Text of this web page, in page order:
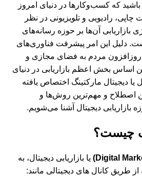
که کسب‌وکارها در دنیای امروز
چاپی، رادیویی و تلویزیونی در نظر
بازاریابی آن‌ها بر حوزه رسانه‌های
دلیل این امر پیشرفت فناوری‌های
روزافزون مردم به فضای مجازی و
اساس بخش اعظم بازاریابی در دنیای
یا دیجیتال مارکتینگ اختصاص یافته
اصطلاح و مهم‌ترین روش‌ها و
بازاریابی دیجیتال آشنا می‌شویم.
چیست؟
یا بازاریابی دیجیتال، به
طریق کانال های دیجیتالی مانند: